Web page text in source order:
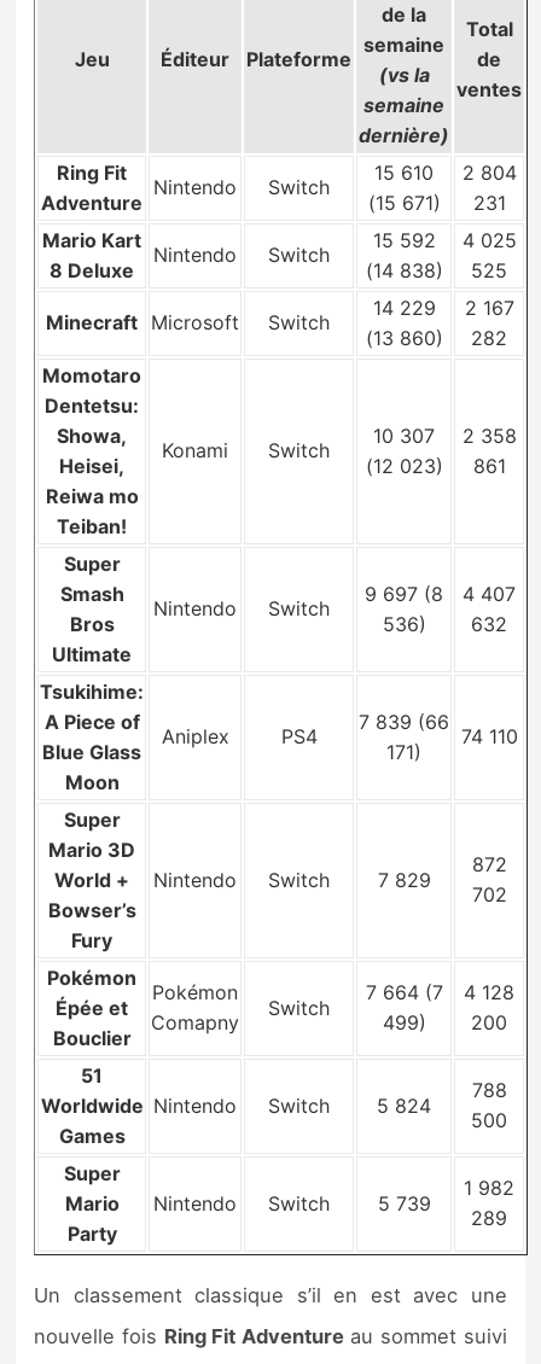
Jeu Éditeur Plateforme
de la
semaine
(vs la
semaine
dernière)
Total
de
ventes
Ring Fit
Adventure
Nintendo Switch
15 610
(15 671)
2 804
231
Mario Kart
8 Deluxe
Nintendo Switch
15 592
(14 838)
4 025
525
Minecraft Microsoft Switch
14 229
(13 860)
2 167
282
Momotaro
Dentetsu:
Showa,
Heisei,
Reiwa mo
Teiban!
Konami Switch
10 307
(12 023)
2 358
861
Super
Smash
Bros
Ultimate
Nintendo Switch
9 697 (8
536)
4 407
632
Tsukihime:
A Piece of
Blue Glass
Moon
Aniplex PS4
7 839 (66
171)
74 110
Super
Mario 3D
World +
Bowser’s
Fury
Nintendo Switch 7 829
872
702
Pokémon
Épée et
Bouclier
Pokémon
Comapny
Switch
7 664 (7
499)
4 128
200
51
Worldwide
Games
Nintendo Switch 5 824
788
500
Super
Mario
Party
Nintendo Switch 5 739
1 982
289
Un classement classique s’il en est avec une
nouvelle fois Ring Fit Adventureau sommet suivi